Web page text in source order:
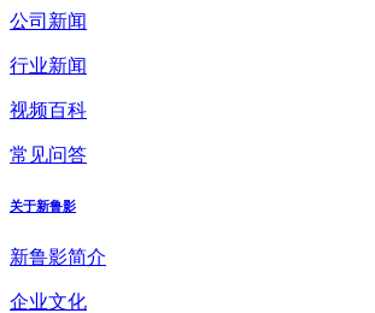
公司新闻
行业新闻
视频百科
常见问答
关于新鲁影
新鲁影简介
企业文化